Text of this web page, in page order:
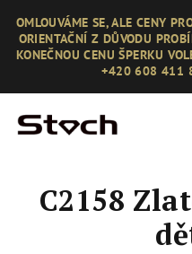
obsah
OMLOUVÁME SE, ALE CENY
ORIENTAČNÍ Z DŮVODU
KONEČNOU CENU ŠPERKU
+420 608 411
C2158